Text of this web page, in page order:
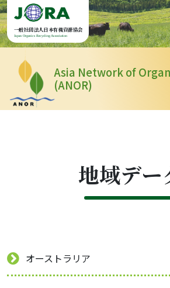
Skip to content
一般社団法人日本有機資源協会
Japan Organics Recycling Association
Asia Network of
(ANOR)
地域デー
オーストラリア